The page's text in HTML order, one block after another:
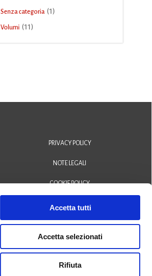
Accetta tutti
Accetta selezionati
Rifiuta
Senza categoria(1)
Volumi (11)
PRIVACY POLICY
NOTE LEGALI
COOKIE POLICY
DICHIARAZIONE DI ACCESSIBILITÀ
© 2024 Biblioteca Comunale
San Biagio Monselice -